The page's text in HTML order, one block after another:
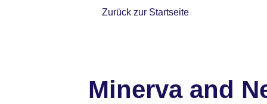
Zurück zur Startseite
Minerva and